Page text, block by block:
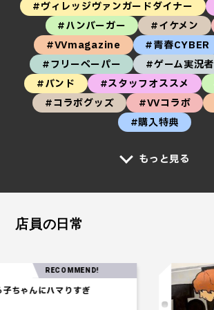
#ヴィレッジヴァンガードダイナー
#ハンバーガー
#イケメン
#VVmagazine
#青春CYBER
#フリーペーパー
#ゲーム実況者
#バンド
#スタッフオススメ
#コラボグッズ
#VVコラボ
#購入特典
もっと見る
店員の日常
ゃんにハマりすぎ
RECOMMEND!